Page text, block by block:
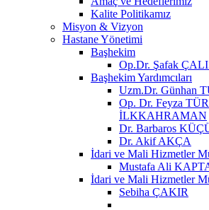
Kalite Politikamız
Misyon & Vizyon
Hastane Yönetimi
Başhekim
Op.Dr. Şafak
Başhekim Yardımcıları
Uzm.Dr. Günhan
Op. Dr. Feyza
İLKKAHRAMAN
Dr. Barbaros
Dr. Akif AKÇA
İdari ve Mali Hizmetler
Mustafa Ali
İdari ve Mali Hizmetler
Sebiha ÇAKIR